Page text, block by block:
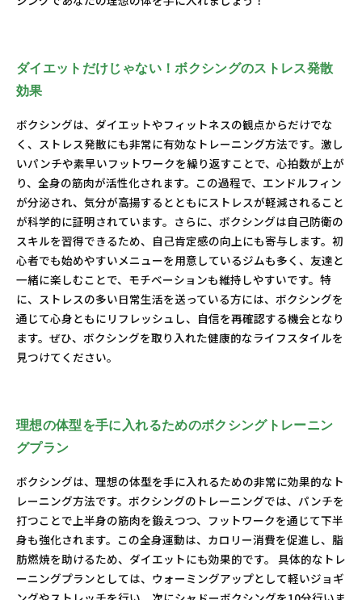
ダイエットだけじゃない！ボクシングのストレス発散
効果
ボクシングは、ダイエットやフィットネスの観点からだけでな
く、ストレス発散にも非常に有効なトレーニング方法です。激し
いパンチや素早いフットワークを繰り返すことで、心拍数が上が
り、全身の筋肉が活性化されます。この過程で、エンドルフィン
が分泌され、気分が高揚するとともにストレスが軽減されること
が科学的に証明されています。さらに、ボクシングは自己防衛の
スキルを習得できるため、自己肯定感の向上にも寄与します。初
心者でも始めやすいメニューを用意しているジムも多く、友達と
一緒に楽しむことで、モチベーションも維持しやすいです。特
に、ストレスの多い日常生活を送っている方には、ボクシングを
通じて心身ともにリフレッシュし、自信を再確認する機会となり
ます。ぜひ、ボクシングを取り入れた健康的なライフスタイルを
見つけてください。
理想の体型を手に入れるためのボクシングトレーニン
グプラン
ボクシングは、理想の体型を手に入れるための非常に効果的なト
レーニング方法です。ボクシングのトレーニングでは、パンチを
打つことで上半身の筋肉を鍛えつつ、フットワークを通じて下半
身も強化されます。この全身運動は、カロリー消費を促進し、脂
肪燃焼を助けるため、ダイエットにも効果的です。 具体的なトレ
ーニングプランとしては、ウォーミングアップとして軽いジョギ